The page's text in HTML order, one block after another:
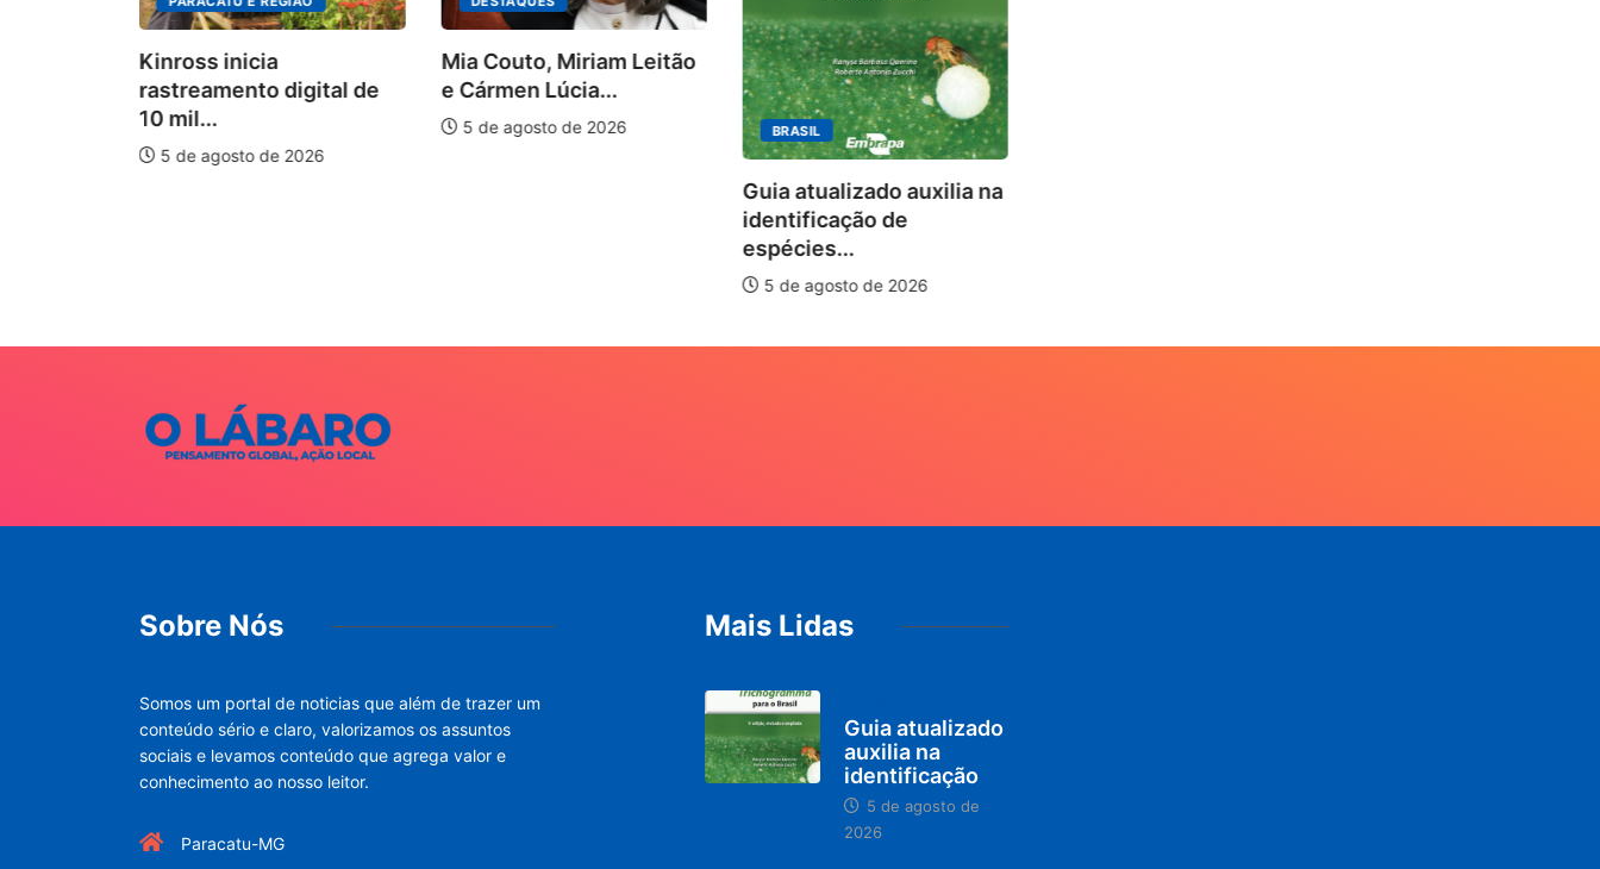
Kinross inicia
rastreamento digital de
10 mil...
5 de agosto de 2026
Mia Couto, Miriam Leitão
e Cármen Lúcia...
5 de agosto de 2026 BRASIL
Guia atualizado auxilia na
identificação de
espécies...
5 de agosto de 2026
Sobre Nós
Somos um portal de noticias que além de trazer um
conteúdo sério e claro, valorizamos os assuntos
sociais e levamos conteúdo que agrega valor e
conhecimento ao nosso leitor.
Paracatu-MG
Mais Lidas
Guia atualizado
auxilia na
identificação
5 de agosto de
2026